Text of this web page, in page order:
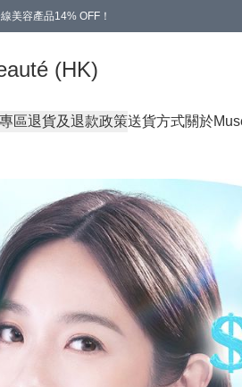
美容產品14% OFF！
(HK)
區退貨及退款政策送貨方式關於